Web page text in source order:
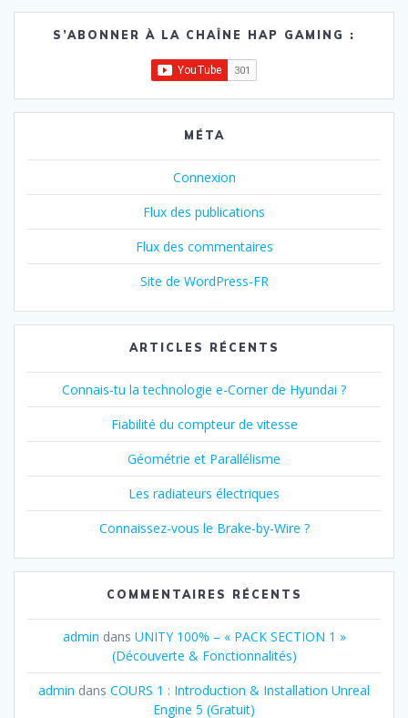
S’ABONNER À LA CHAÎNE HAP GAMING :
MÉTA
Connexion
Flux des publications
Flux des commentaires
Site de WordPress-FR
ARTICLES RÉCENTS
Connais-tu la technologie e-Corner de Hyundai ?
Fiabilité du compteur de vitesse
Géométrie et Parallélisme
Les radiateurs électriques
Connaissez-vous le Brake-by-Wire ?
COMMENTAIRES RÉCENTS
admin dans UNITY 100% – « PACK SECTION 1 »
(Découverte & Fonctionnalités)
admin dans COURS 1 : Introduction & Installation Unreal
Engine 5 (Gratuit)